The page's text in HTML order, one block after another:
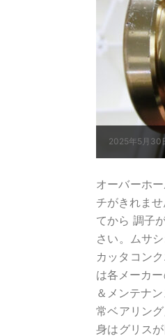
2025年5月30
オーバーホ
チがきれま
てから 調子
さい。ムサ
カッタコン
は各メーカ
＆メンテナ
常ベアリン
身はグリス